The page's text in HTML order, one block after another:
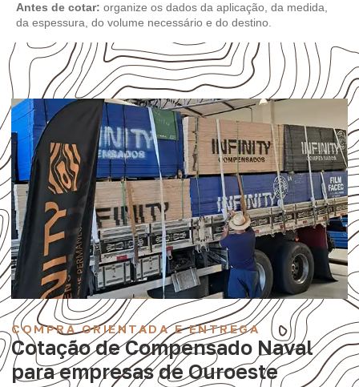
Antes de cotar: organize os dados da aplicação, da medida,
da espessura, do volume necessário e do destino.
COMPRA ORIENTADA E ENTREGA
Cotação de Compensado Naval
para empresas de Ouroeste